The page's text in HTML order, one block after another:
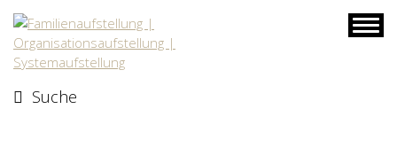
Skip
content
Suche